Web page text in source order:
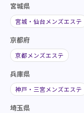
宮城県
宮城・仙台メンズエステ
京都府
京都メンズエステ
兵庫県
神戸・三宮メンズエステ
埼玉県